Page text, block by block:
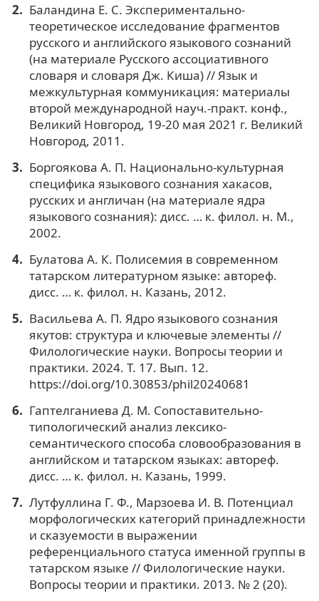
Баландина Е. С. Экспериментально-
теоретическое исследование фрагментов
русского и английского языкового сознаний
(на материале Русского ассоциативного
словаря и словаря Дж. Киша) // Язык и
межкультурная коммуникация: материалы
второй международной науч.-практ. конф.,
Великий Новгород, 19-20 мая 2021 г. Великий
Новгород, 2011.
Боргоякова А. П. Национально-культурная
специфика языкового сознания хакасов,
русских и англичан (на материале ядра
языкового сознания): дисс. … к. филол. н. М.,
2002.
Булатова А. К. Полисемия в современном
татарском литературном языке: автореф.
дисс. … к. филол. н. Казань, 2012.
Васильева А. П. Ядро языкового сознания
якутов: структура и ключевые элементы //
Филологические науки. Вопросы теории и
практики. 2024. Т. 17. Вып. 12.
https://doi.org/10.30853/phil20240681
Гаптелганиева Д. М. Сопоставительно-
типологический анализ лексико-
семантического способа словообразования в
английском и татарском языках: автореф.
дисс. … к. филол. н. Казань, 1999.
Лутфуллина Г. Ф., Марзоева И. В. Потенциал
морфологических категорий принадлежности
и сказуемости в выражении
референциального статуса именной группы в
татарском языке // Филологические науки.
Вопросы теории и практики. 2013. № 2 (20).